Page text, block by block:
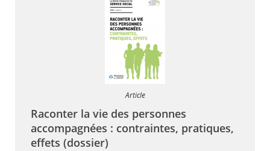
Article
Raconter la vie des personnes
accompagnées : contraintes, pratiques,
effets (dossier)